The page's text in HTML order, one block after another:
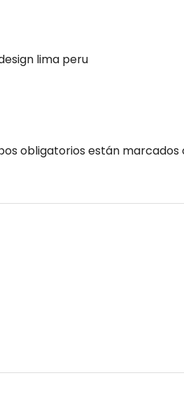
lima peru
obligatorios están marcados